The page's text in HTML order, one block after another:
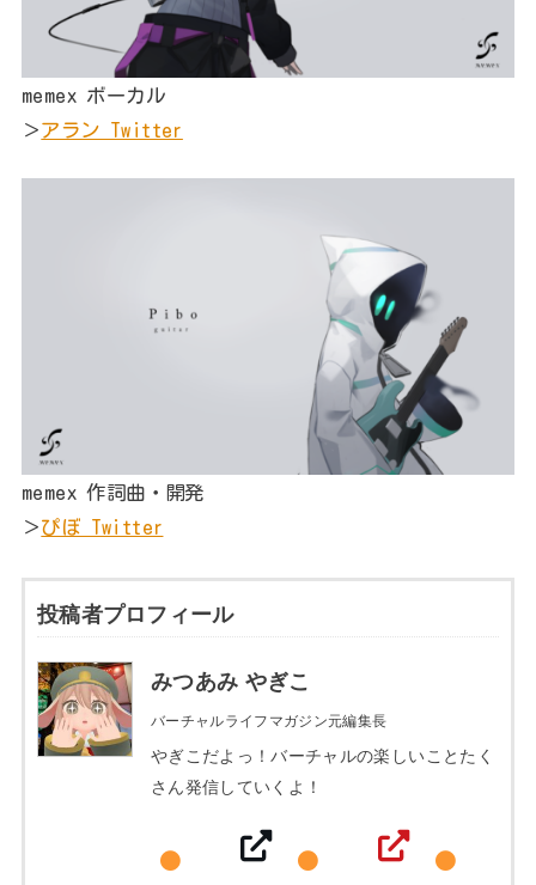
memex ボーカル
＞アラン Twitter
memex 作詞曲・開発
＞ぴぼ Twitter
投稿者プロフィール
みつあみ やぎこ
バーチャルライフマガジン元編集長
やぎこだよっ！バーチャルの楽しいことたく
さん発信していくよ！